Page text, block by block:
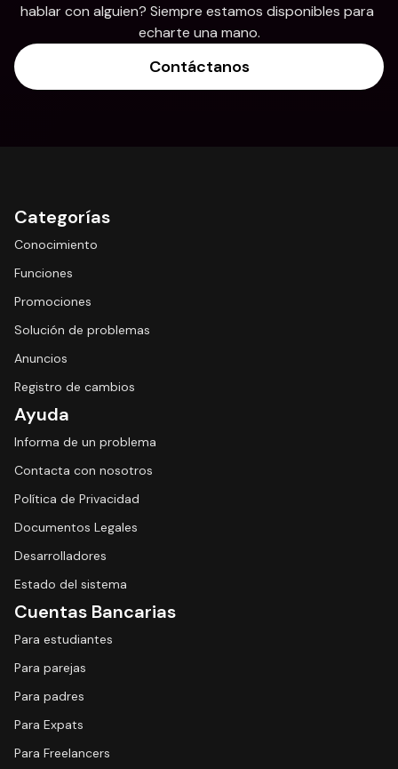
hablar con alguien? Siempre estamos disponibles para
echarte una mano.
Contáctanos
Categorías
Conocimiento
Funciones
Promociones
Solución de problemas
Anuncios
Registro de cambios
Ayuda
Informa de un problema
Contacta con nosotros
Política de Privacidad
Documentos Legales
Desarrolladores
Estado del sistema
Cuentas Bancarias
Para estudiantes
Para parejas
Para padres
Para Expats
Para Freelancers